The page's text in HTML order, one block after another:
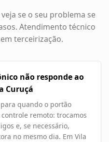
se o seu problema se
Atendimento técnico
terceirização.
não responde ao
Curuçá
quando o portão
remoto: trocamos
e, se necessário,
no mesmo dia. Em Vila